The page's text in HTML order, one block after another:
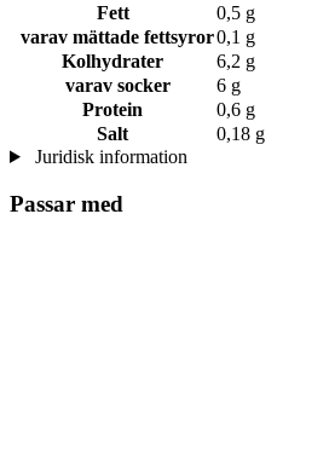
Fett
0,5 g
varav mättade fettsyror0,1 g
Kolhydrater
6,2 g
varav socker
6 g
Protein
0,6 g
Salt
0,18 g
Juridisk information
Passar med